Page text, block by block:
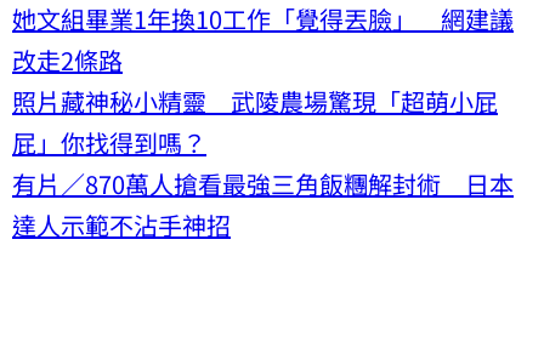
她文組畢業1年換10工作「覺得丟臉」 網建議
改走2條路
照片藏神秘小精靈 武陵農場驚現「超萌小屁
屁」你找得到嗎？
有片／870萬人搶看最強三角飯糰解封術 日本
達人示範不沾手神招